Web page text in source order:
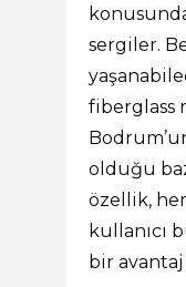
sergiler.
fiberglass
olduğu
özellik,
kullanıcı
bir avantaj